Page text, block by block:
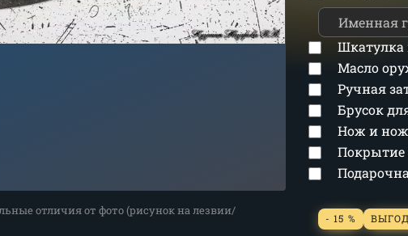
отличия от фото (рисунок на лезвии/
Шкатулка
Масло
Ручная
Брусок
Нож и
Покрытие
- 15 %